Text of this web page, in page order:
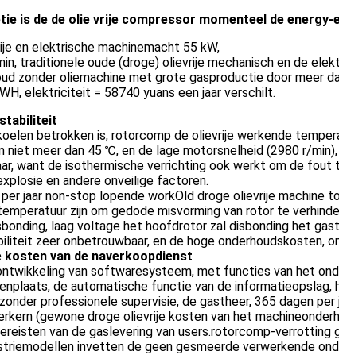
is de de olie vrije compressor momenteel de
en elektrische machinemacht 55 kW,
traditionele oude (droge) olievrije mechanisch en de
zonder oliemachine met grote gasproductie door meer
elektriciteit = 58740 yuans een jaar verschilt.
stabiliteit
betrokken is, rotorcomp de olievrije werkende
niet meer dan 45 ℃, en de lage motorsnelheid (2980 r/
want de isothermische verrichting ook werkt om de
en andere onveilige factoren.
jaar non-stop lopende workOld droge olievrije
zijn om gedode misvorming van rotor te
laag voltage het hoofdrotor zal disbonding het
zeer onbetrouwbaar, en de hoge onderhoudskosten,
van de naverkoopdienst
van softwaresysteem, met functies van het
de automatische functie van de
professionele supervisie, de gastheer, 365 dagen
(gewone droge olievrije kosten van het
van de gaslevering van users.rotorcomp-
invetten de geen gesmeerde verwerkende